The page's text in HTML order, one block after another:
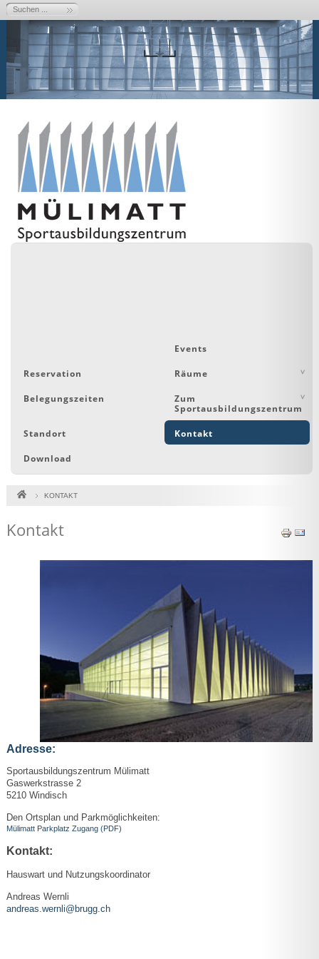
Events
Reservation Räume
Belegungszeiten
Zum
Sportausbildungszentrum
Standort Kontakt
Download
KONTAKT
Kontakt
Adresse:
Sportausbildungszentrum Mülimatt
Gaswerkstrasse 2
5210 Windisch
Den Ortsplan und Parkmöglichkeiten:
Mülimatt Parkplatz Zugang (PDF)
Kontakt:
Hauswart und Nutzungskoordinator
Andreas Wernli
andreas.wernli@brugg.ch